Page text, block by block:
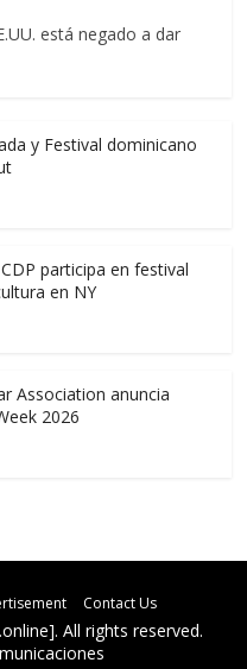
está negado a dar
y Festival dominicano
participa en festival
en NY
Association anuncia
2026
Contact Us
All rights reserved.